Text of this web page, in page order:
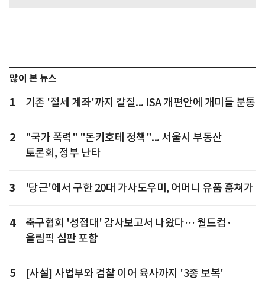
많이 본 뉴스
1 기존 '절세 계좌'까지 칼질... ISA 개편안에 개미들 분통
2
"국가 폭력" "돈키호테 정책"... 서울시 부동산
토론회, 정부 난타
3 '당근'에서 구한 20대 가사도우미, 어머니 유품 훔쳐가
4
축구협회 '성접대' 감사보고서 나왔다… 월드컵·
올림픽 심판 포함
5 [사설] 사법부와 검찰 이어 육사까지 '3종 보복'